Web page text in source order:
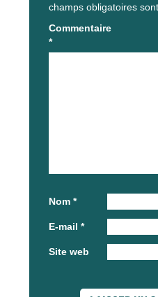
champs obligatoires
Commentaire
*
Nom *
E-mail *
Site web